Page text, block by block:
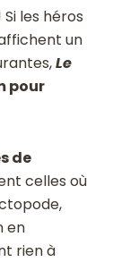
les héros
un
Le
pour
de
celles où
en
rien à